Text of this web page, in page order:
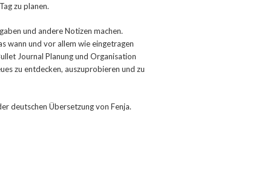
zu planen.
und andere Notizen machen.
wann und vor allem wie eingetragen
Journal Planung und Organisation
zu entdecken, auszuprobieren und zu
deutschen Übersetzung von Fenja.